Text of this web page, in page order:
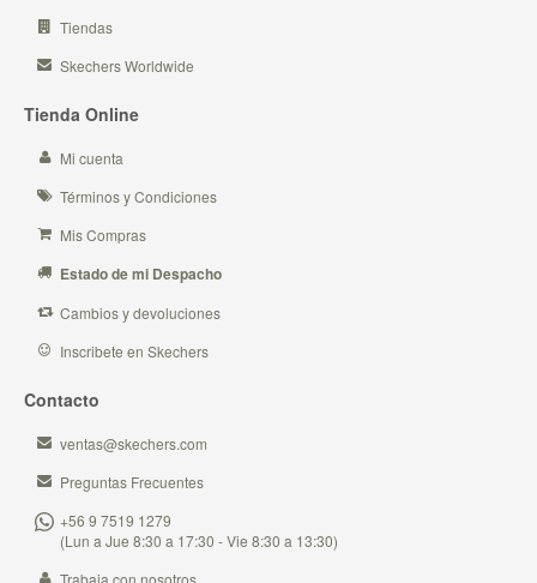
Tiendas
Skechers Worldwide
Tienda Online
Mi cuenta
Términos y Condiciones
Mis Compras
Estado de mi Despacho
Cambios y devoluciones
Inscribete en Skechers
Contacto
ventas@skechers.com
Preguntas Frecuentes
+56 9 7519 1279
(Lun a Jue 8:30 a 17:30 - Vie 8:30 a 13:30)
Trabaja con nosotros